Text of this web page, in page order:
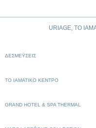
URIAGE, ΤΟ
ΔΕΣΜΈΥΣΕΙΣ
ΤΟ ΙΑΜΑΤΙΚΌ ΚΈΝΤΡΟ
GRAND HOTEL & SPA THERMAL